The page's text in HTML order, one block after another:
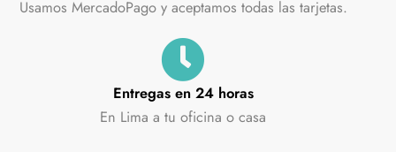
Usamos MercadoPago y aceptamos todas las tarjetas.
Entregas en 24 horas
En Lima a tu oficina o casa